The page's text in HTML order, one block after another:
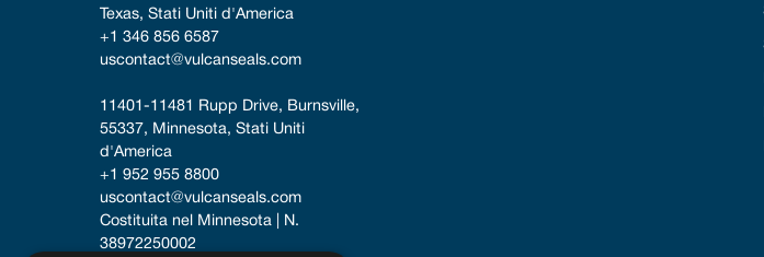
Texas, Stati Uniti d'America
+1 346 856 6587
uscontact@vulcanseals.com
11401-11481 Rupp Drive, Burnsville,
55337, Minnesota, Stati Uniti
d'America
+1 952 955 8800
uscontact@vulcanseals.com
Costituita nel Minnesota | N.
38972250002